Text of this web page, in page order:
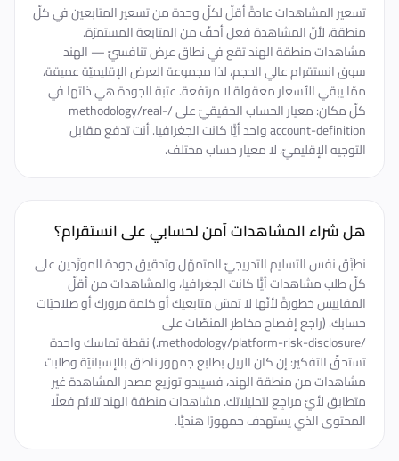
تسعير المشاهدات عادةً أقلّ لكلّ وحدة من تسعير المتابعين في كلّ
منطقة، لأنّ المشاهدة فعل أخفّ من المتابعة المستمرّة.
مشاهدات منطقة الهند تقع في نطاق عرض تنافسيّ — الهند
سوق انستقرام عالي الحجم، لذا مجموعة العرض الإقليميّة عميقة،
ممّا يبقي الأسعار معقولة لا مرتفعة. عتبة الجودة هي ذاتها في
كلّ مكان: معيار الحساب الحقيقيّ على /methodology/real-
account-definition واحد أيًّا كانت الجغرافيا. أنت تدفع مقابل
التوجيه الإقليميّ، لا معيار حساب مختلف.
هل شراء المشاهدات آمن لحسابي على انستقرام؟
نطبِّق نفس التسليم التدريجيّ المتمهّل وتدقيق جودة المورِّدين على
كلّ طلب مشاهدات أيًّا كانت الجغرافيا، والمشاهدات من أقلّ
المقاييس خطورةً لأنّها لا تمسّ متابعيك أو كلمة مرورك أو صلاحيّات
حسابك. (راجع إفصاح مخاطر المنصّات على
/methodology/platform-risk-disclosure.) نقطة تماسك واحدة
تستحقّ التفكير: إن كان الريل بطابع جمهور ناطق بالإسبانيّة وطلبت
مشاهدات من منطقة الهند، فسيبدو توزيع مصدر المشاهدة غير
متطابق لأيّ مراجِع لتحليلاتك. مشاهدات منطقة الهند تلائم فعلًا
المحتوى الذي يستهدف جمهورًا هنديًّا.